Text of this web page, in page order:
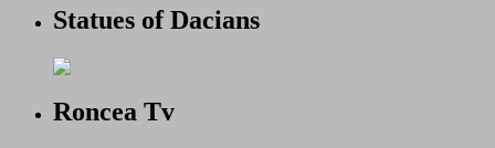
Statues of Dacians
Roncea Tv